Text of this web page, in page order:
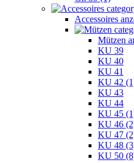
Accessoires
Mützen
KU 39
KU 40
KU 41
KU 42
KU 43
KU 44
KU 45
KU 46
KU 47
KU 48
KU 50